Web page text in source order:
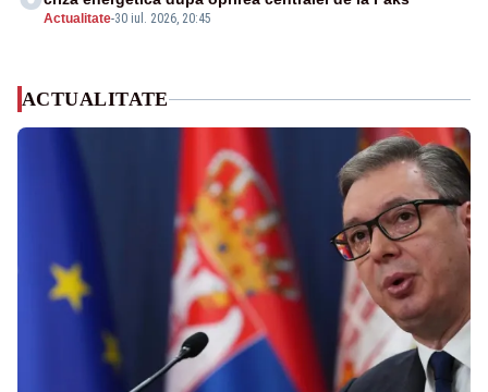
Actualitate-30 iul. 2026, 20:45
ACTUALITATE